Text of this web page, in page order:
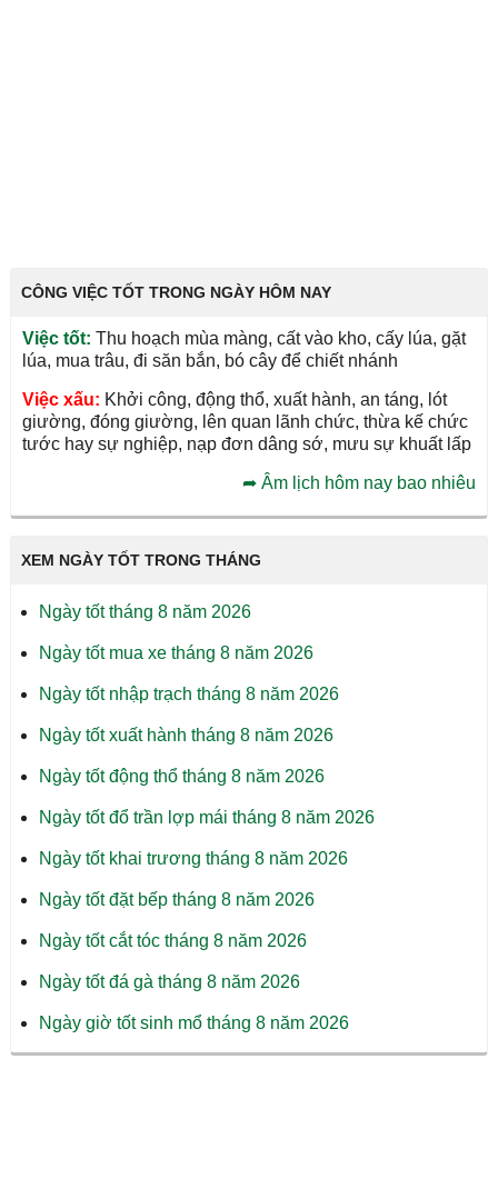
CÔNG VIỆC TỐT TRONG NGÀY HÔM NAY
Việc tốt: Thu hoạch mùa màng, cất vào kho, cấy lúa, gặt
lúa, mua trâu, đi săn bắn, bó cây để chiết nhánh
Việc xấu: Khởi công, động thổ, xuất hành, an táng, lót
giường, đóng giường, lên quan lãnh chức, thừa kế chức
tước hay sự nghiệp, nạp đơn dâng sớ, mưu sự khuất lấp
➦Âm lịch hôm nay bao nhiêu
XEM NGÀY TỐT TRONG THÁNG
Ngày tốt tháng 8 năm 2026
Ngày tốt mua xe tháng 8 năm 2026
Ngày tốt nhập trạch tháng 8 năm 2026
Ngày tốt xuất hành tháng 8 năm 2026
Ngày tốt động thổ tháng 8 năm 2026
Ngày tốt đổ trần lợp mái tháng 8 năm 2026
Ngày tốt khai trương tháng 8 năm 2026
Ngày tốt đặt bếp tháng 8 năm 2026
Ngày tốt cắt tóc tháng 8 năm 2026
Ngày tốt đá gà tháng 8 năm 2026
Ngày giờ tốt sinh mổ tháng 8 năm 2026